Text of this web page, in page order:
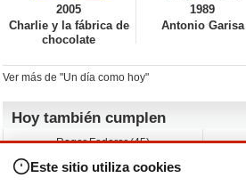
2005
Charlie y la fábrica de
chocolate
1989
Antonio Garisa
Ver más de "Un día como hoy"
Hoy también cumplen
Roger Federer (45)
Dustin Hoffman (89)
Este sitio utiliza cookies